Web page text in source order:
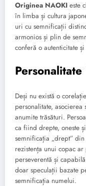
Originea NAOKI este
în limba și cultura
uri cu semnificații
armonios și plin de
conferă o autenticitate
Deși nu există o
personalitate,
anumite trăsături.
ca fiind drepte, oneste
semnificația „drept”
rezistența unui copac
perseverentă și
doar speculații bazate
semnificația numelui.